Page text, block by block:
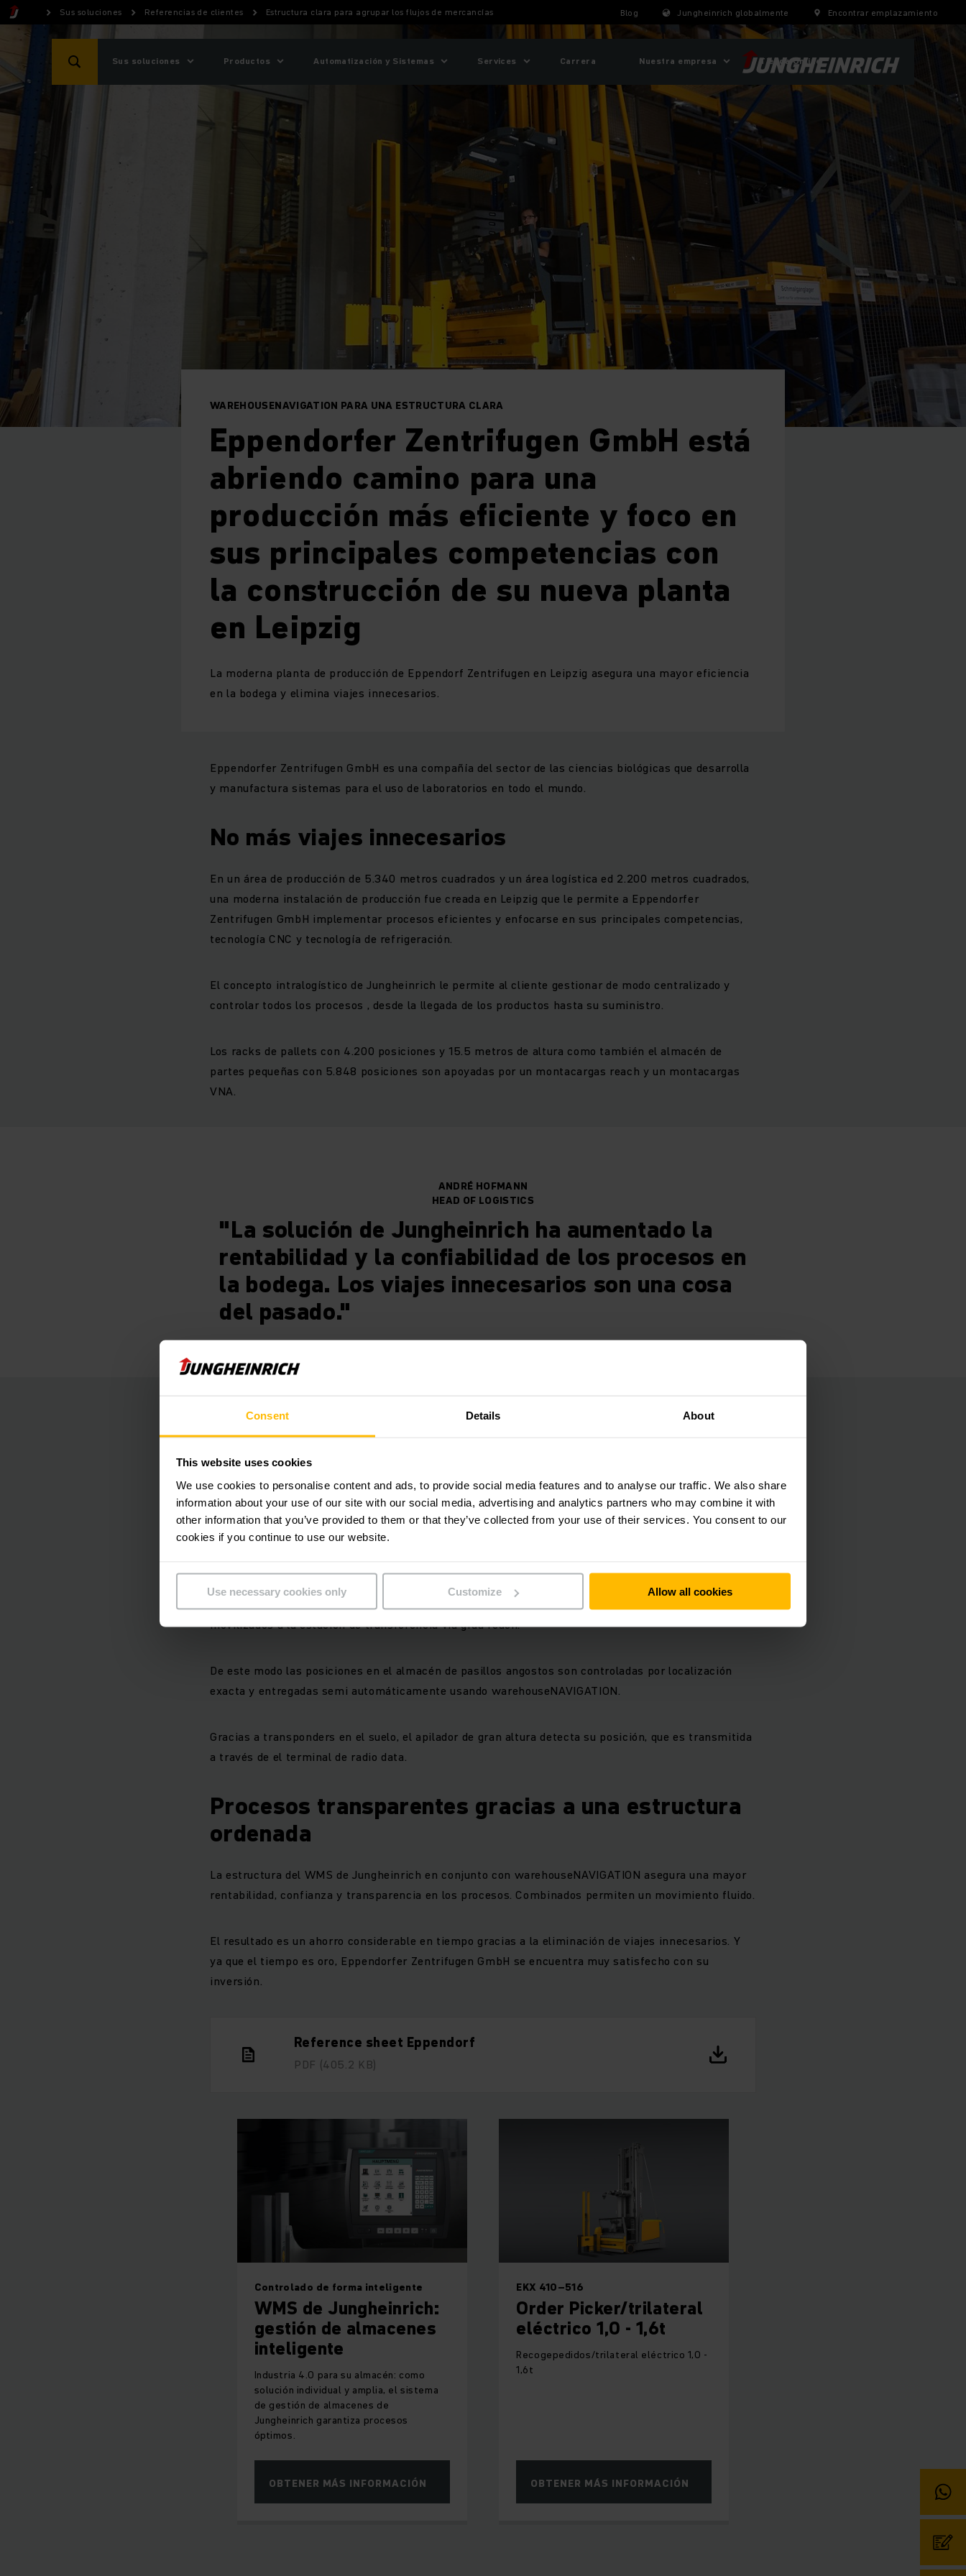
Consent Details About
This website uses cookies
We use cookies to personalise content and ads, to provide social media features and to analyse our traffic. We also share
information about your use of our site with our social media, advertising and analytics partners who may combine it with
other information that you’ve provided to them or that they’ve collected from your use of their services. You consent to our
cookies if you continue to use our website.
Use necessary cookies only Customize Allow all cookies
Sus soluciones Referencias de clientes Estructura clara para agrupar los flujos de mercancías Blog Jungheinrich globalmente Encontrar emplazamiento
Sus soluciones Productos Automatización y Sistemas Services Carrera Nuestra empresa Tienda Online
WAREHOUSENAVIGATION PARA UNA ESTRUCTURA CLARA
Eppendorfer Zentrifugen GmbH está
abriendo camino para una
producción más eficiente y foco en
sus principales competencias con
la construcción de su nueva planta
en Leipzig
La moderna planta de producción de Eppendorf Zentrifugen en Leipzig asegura una mayor eficiencia
en la bodega y elimina viajes innecesarios.
Eppendorfer Zentrifugen GmbH es una compañía del sector de las ciencias biológicas que desarrolla
y manufactura sistemas para el uso de laboratorios en todo el mundo.
No más viajes innecesarios
En un área de producción de 5.340 metros cuadrados y un área logística ed 2.200 metros cuadrados,
una moderna instalación de producción fue creada en Leipzig que le permite a Eppendorfer
Zentrifugen GmbH implementar procesos eficientes y enfocarse en sus principales competencias,
tecnología CNC y tecnología de refrigeración.
El concepto intralogístico de Jungheinrich le permite al cliente gestionar de modo centralizado y
controlar todos los procesos , desde la llegada de los productos hasta su suministro.
Los racks de pallets con 4.200 posiciones y 15.5 metros de altura como también el almacén de
partes pequeñas con 5.848 posiciones son apoyadas por un montacargas reach y un montacargas
VNA.
ANDRÉ HOFMANN
HEAD OF LOGISTICS
"La solución de Jungheinrich ha aumentado la
rentabilidad y la confiabilidad de los procesos en
la bodega. Los viajes innecesarios son una cosa
del pasado."
Procesos continuamente fiables
El sistema de gestión de almacenes de Jungheinrich con middleware, la logistics interface y el
sistema de asistencia warehouseNAVIGATION han incrementado de manera sostenible la
rentabilidad y fiabilidad de los procesos en la bodega. Al optimizar la ruta a las posiciones de
almacenamiento, se ahorra una enorme cantidad de tiempo y los viajes innecesarios son una cosa
del pasado.
El procedimiento de transporte de dos etapas es completamente controlado por el WMS de
Jungheinrich. Los bienes entrantes son escaneados inmediatamente y registrados antes de ser
movilizados a la estación de transferencia vía grúa reach.
De este modo las posiciones en el almacén de pasillos angostos son controladas por localización
exacta y entregadas semi automáticamente usando warehouseNAVIGATION.
Gracias a transponders en el suelo, el apilador de gran altura detecta su posición, que es transmitida
a través de el terminal de radio data.
Procesos transparentes gracias a una estructura
ordenada
La estructura del WMS de Jungheinrich en conjunto con warehouseNAVIGATION asegura una mayor
rentabilidad, confianza y transparencia en los procesos. Combinados permiten un movimiento fluido.
El resultado es un ahorro considerable en tiempo gracias a la eliminación de viajes innecesarios. Y
ya que el tiempo es oro, Eppendorfer Zentrifugen GmbH se encuentra muy satisfecho con su
inversión.
Reference sheet Eppendorf
PDF (405.2 KB)
Controlado de forma inteligente
WMS de Jungheinrich:
gestión de almacenes
inteligente
Industria 4.0 para su almacén: como
solución individual y amplia, el sistema
de gestión de almacenes de
Jungheinrich garantiza procesos
óptimos.
OBTENER MÁS INFORMACIÓN
EKX 410–516
Order Picker/trilateral
eléctrico 1,0 - 1,6t
Recogepedidos/trilateral eléctrico 1,0 -
1,6t
OBTENER MÁS INFORMACIÓN